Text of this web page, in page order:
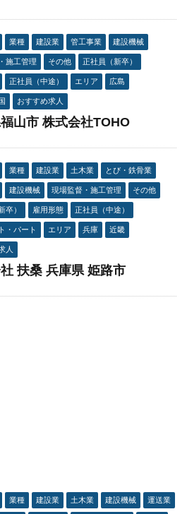
業種 建設業 管工事業 建設機械
施工管理 その他 正社員（新卒）
正社員（中途） エリア 広島
おすすめ求人
山市 株式会社TOHO
業種 建設業 土木業 とび・鉄骨業
建設機械 現場監督・施工管理 その他
卒） 雇用形態 正社員（中途）
・パート エリア 兵庫 近畿
人
扶桑 兵庫県 姫路市
業種 建設業 土木業 建設機械 運送業